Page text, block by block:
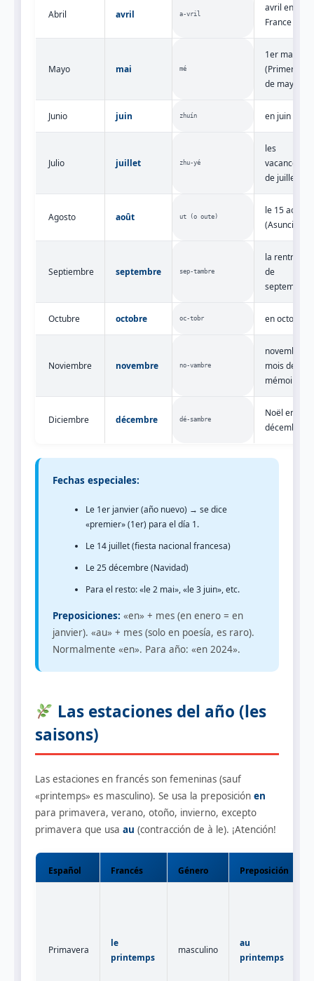
Abril avril a‑vril
avril en
France
Mayo mai mé
1er mai
(Primero
de mayo)
Junio juin zhuín en juin
Julio juillet zhu‑yé
les
vacances
de juillet
Agosto août ut (o oute)
le 15 août
(Asunción)
Septiembre septembre sep‑tambre
la rentrée
de
septembre
Octubre octobre oc‑tobr en octobre
Noviembre novembre no‑vambre
novembre,
mois de la
mémoire
Diciembre décembre dé‑sambre
Noël en
décembre
Fechas especiales:
Le 1er janvier (año nuevo) → se dice
«premier» (1er) para el día 1.
Le 14 juillet (fiesta nacional francesa)
Le 25 décembre (Navidad)
Para el resto: «le 2 mai», «le 3 juin», etc.
Preposiciones: «en» + mes (en enero = en
janvier). «au» + mes (solo en poesía, es raro).
Normalmente «en». Para año: «en 2024».
Las estaciones del año (les
saisons)
Las estaciones en francés son femeninas (sauf
«printemps» es masculino). Se usa la preposición en
para primavera, verano, otoño, invierno, excepto
primavera que usa au (contracción de à le). ¡Atención!
Español Francés Género Preposición
Primavera
le
printemps
masculino
au
printemps